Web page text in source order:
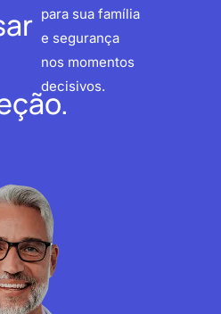
para sua família
e segurança
nos momentos
decisivos.